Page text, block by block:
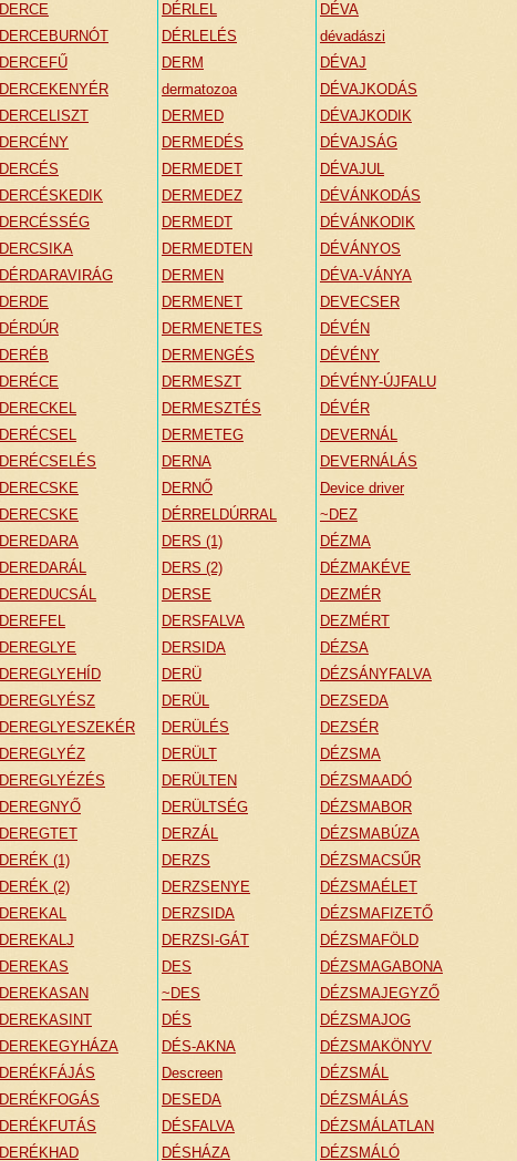
DERCE
DERCEBURNÓT
DERCEFŰ
DERCEKENYÉR
DERCELISZT
DERCÉNY
DERCÉS
DERCÉSKEDIK
DERCÉSSÉG
DERCSIKA
DÉRDARAVIRÁG
DERDE
DÉRDÚR
DERÉB
DERÉCE
DERECKEL
DERÉCSEL
DERÉCSELÉS
DERECSKE
DERECSKE
DEREDARA
DEREDARÁL
DEREDUCSÁL
DEREFEL
DEREGLYE
DEREGLYEHÍD
DEREGLYÉSZ
DEREGLYESZEKÉR
DEREGLYÉZ
DEREGLYÉZÉS
DEREGNYŐ
DEREGTET
DERÉK (1)
DERÉK (2)
DEREKAL
DEREKALJ
DEREKAS
DEREKASAN
DEREKASINT
DEREKEGYHÁZA
DERÉKFÁJÁS
DERÉKFOGÁS
DERÉKFUTÁS
DERÉKHAD
DÉRLEL
DÉRLELÉS
DERM
dermatozoa
DERMED
DERMEDÉS
DERMEDET
DERMEDEZ
DERMEDT
DERMEDTEN
DERMEN
DERMENET
DERMENETES
DERMENGÉS
DERMESZT
DERMESZTÉS
DERMETEG
DERNA
DERNŐ
DÉRRELDÚRRAL
DERS (1)
DERS (2)
DERSE
DERSFALVA
DERSIDA
DERÜ
DERÜL
DERÜLÉS
DERÜLT
DERÜLTEN
DERÜLTSÉG
DERZÁL
DERZS
DERZSENYE
DERZSIDA
DERZSI-GÁT
DES
~DES
DÉS
DÉS-AKNA
Descreen
DESEDA
DÉSFALVA
DÉSHÁZA
DÉVA
dévadászi
DÉVAJ
DÉVAJKODÁS
DÉVAJKODIK
DÉVAJSÁG
DÉVAJUL
DÉVÁNKODÁS
DÉVÁNKODIK
DÉVÁNYOS
DÉVA-VÁNYA
DEVECSER
DÉVÉN
DÉVÉNY
DÉVÉNY-ÚJFALU
DÉVÉR
DEVERNÁL
DEVERNÁLÁS
Device driver
~DEZ
DÉZMA
DÉZMAKÉVE
DEZMÉR
DEZMÉRT
DÉZSA
DÉZSÁNYFALVA
DEZSEDA
DEZSÉR
DÉZSMA
DÉZSMAADÓ
DÉZSMABOR
DÉZSMABÚZA
DÉZSMACSŰR
DÉZSMAÉLET
DÉZSMAFIZETŐ
DÉZSMAFÖLD
DÉZSMAGABONA
DÉZSMAJEGYZŐ
DÉZSMAJOG
DÉZSMAKÖNYV
DÉZSMÁL
DÉZSMÁLÁS
DÉZSMÁLATLAN
DÉZSMÁLÓ